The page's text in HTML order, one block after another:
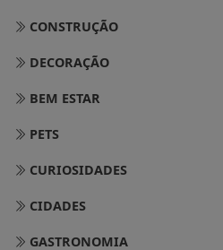
CONSTRUÇÃO
DECORAÇÃO
BEM ESTAR
PETS
CURIOSIDADES
CIDADES
GASTRONOMIA